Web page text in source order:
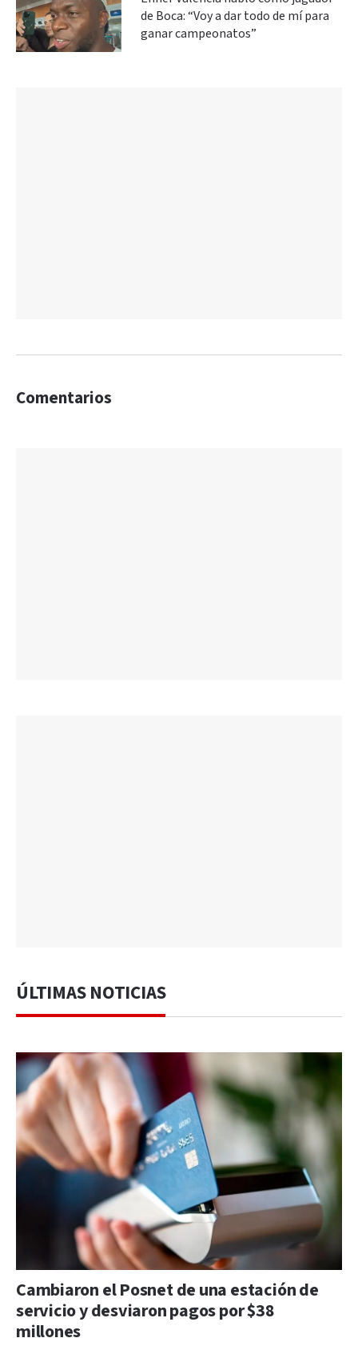
de Boca: “Voy a dar todo de mí para
ganar campeonatos”
Comentarios
ÚLTIMAS NOTICIAS
Cambiaron el Posnet de una estación de
servicio y desviaron pagos por $38
millones